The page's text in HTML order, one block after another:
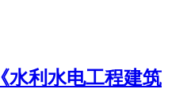
水利水电工程建筑